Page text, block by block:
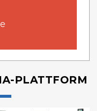
PLATTFORM